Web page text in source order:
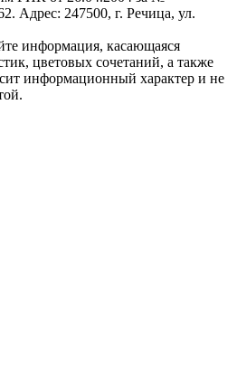
Адрес: 247500, г. Речица, ул.
информация, касающаяся
цветовых сочетаний, а также
информационный характер и не